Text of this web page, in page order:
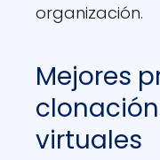
organización.
Mejores
virtuales